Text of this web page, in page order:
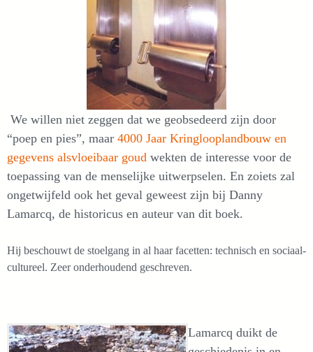
We willen niet zeggen dat we geobsedeerd zijn door
“poep en pies”, maar 4000 Jaar Kringlooplandbouw en
gegevens alsvloeibaar goud wekten de interesse voor de
toepassing van de menselijke uitwerpselen. En zoiets zal
ongetwijfeld ook het geval geweest zijn bij Danny
Lamarcq, de historicus en auteur van dit boek.
Hij beschouwt de stoelgang in al haar facetten: technisch en sociaal-
cultureel. Zeer onderhoudend geschreven.
Lamarcq duikt de